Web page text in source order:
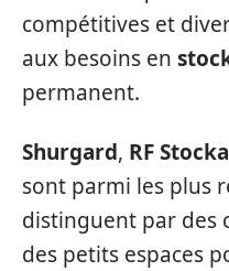
compétitives et
aux besoins en
permanent.
Shurgard, RF
sont parmi les plus
distinguent par des
des petits espaces